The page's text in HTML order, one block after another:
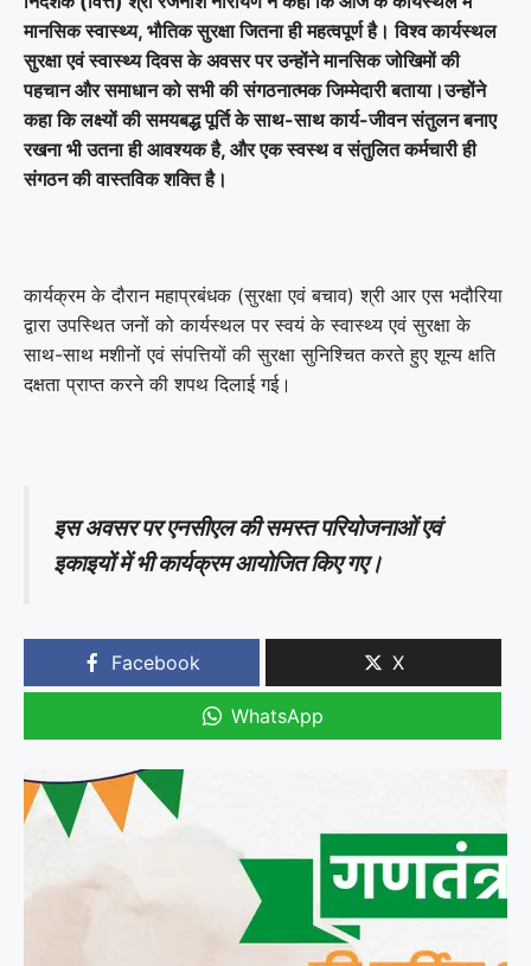
मानसिक स्वास्थ्य, भौतिक सुरक्षा जितना ही महत्वपूर्ण है। विश्व कार्यस्थल
सुरक्षा एवं स्वास्थ्य दिवस के अवसर पर उन्होंने मानसिक जोखिमों की
पहचान और समाधान को सभी की संगठनात्मक जिम्मेदारी बताया।उन्होंने
कहा कि लक्ष्यों की समयबद्ध पूर्ति के साथ-साथ कार्य-जीवन संतुलन बनाए
रखना भी उतना ही आवश्यक है, और एक स्वस्थ व संतुलित कर्मचारी ही
संगठन की वास्तविक शक्ति है।
कार्यक्रम के दौरान महाप्रबंधक (सुरक्षा एवं बचाव) श्री आर एस भदौरिया
द्वारा उपस्थित जनों को कार्यस्थल पर स्वयं के स्वास्थ्य एवं सुरक्षा के
साथ-साथ मशीनों एवं संपत्तियों की सुरक्षा सुनिश्चित करते हुए शून्य क्षति
दक्षता प्राप्त करने की शपथ दिलाई गई।
इस अवसर पर एनसीएल की समस्त परियोजनाओं एवं
इकाइयों में भी कार्यक्रम आयोजित किए गए।
Facebook X
WhatsApp